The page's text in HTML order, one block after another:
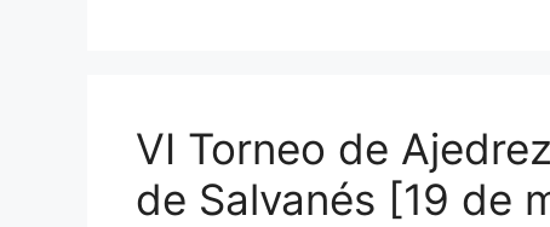
VI Torneo de
de Salvanés [19 de